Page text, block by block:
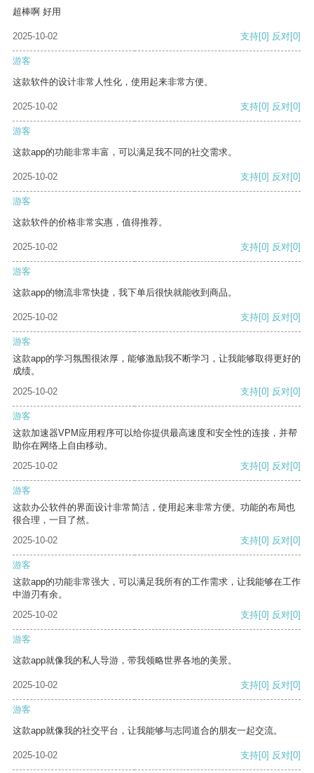
超棒啊 好用
2025-10-02 支持[0] 反对[0]
游客
这款软件的设计非常人性化，使用起来非常方便。
2025-10-02 支持[0] 反对[0]
游客
这款app的功能非常丰富，可以满足我不同的社交需求。
2025-10-02 支持[0] 反对[0]
游客
这款软件的价格非常实惠，值得推荐。
2025-10-02 支持[0] 反对[0]
游客
这款app的物流非常快捷，我下单后很快就能收到商品。
2025-10-02 支持[0] 反对[0]
游客
这款app的学习氛围很浓厚，能够激励我不断学习，让我能够取得更好的
成绩。
2025-10-02
支持[0] 反对[0]
游客
这款加速器VPM应用程序可以给你提供最高速度和安全性的连接，并帮
助你在网络上自由移动。
2025-10-02
支持[0] 反对[0]
游客
这款办公软件的界面设计非常简洁，使用起来非常方便。功能的布局也
很合理，一目了然。
2025-10-02
支持[0] 反对[0]
游客
这款app的功能非常强大，可以满足我所有的工作需求，让我能够在工作
中游刃有余。
2025-10-02
支持[0] 反对[0]
游客
这款app就像我的私人导游，带我领略世界各地的美景。
2025-10-02 支持[0] 反对[0]
游客
这款app就像我的社交平台，让我能够与志同道合的朋友一起交流。
2025-10-02 支持[0] 反对[0]